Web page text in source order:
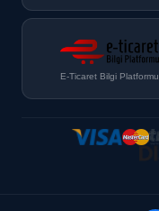
E-Ticaret Bilgi Platformu